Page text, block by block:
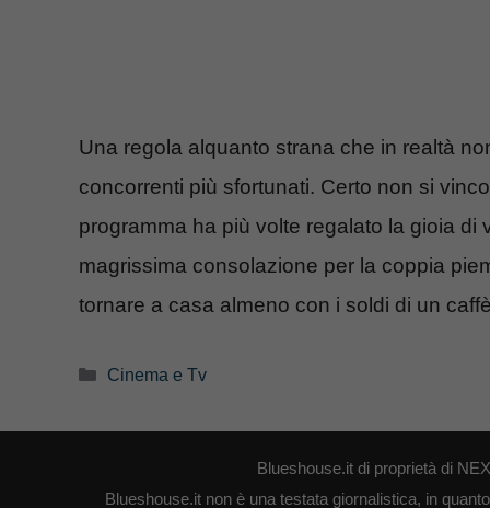
Una regola alquanto strana che in realtà
concorrenti più sfortunati. Certo non si
programma ha più volte regalato la gioia
magrissima consolazione per la coppia
tornare a casa almeno con i soldi di un
Categorie
Cinema e Tv
Blueshouse.it di proprietà di
Blueshouse.it non è una testata giornalistica, in